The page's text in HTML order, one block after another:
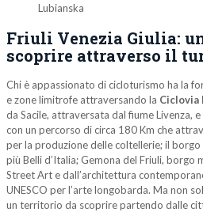
Lubianska
Friuli Venezia Giulia:
scoprire attraverso il
Chi è appassionato di cicloturismo ha la
e zone limitrofe attraversando la Ciclovia
da Sacile, attraversata dal fiume Livenza,
con un percorso di circa 180 Km che
per la produzione delle coltellerie; il
più Belli d’Italia; Gemona del Friuli, borgo
Street Art e dall’architettura
UNESCO per l’arte longobarda. Ma non
un territorio da scoprire partendo dalle